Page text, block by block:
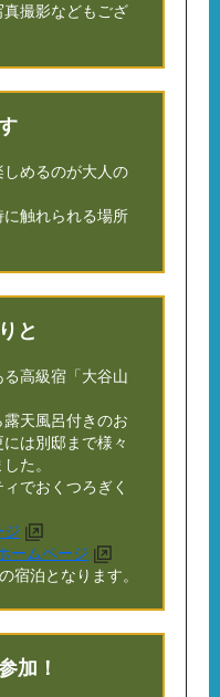
撮影などもござ
めるのが大人の
触れられる場所
と
高級宿「大谷山
天風呂付きのお
は別邸まで様々
た。
でおくつろぎく
ジ
ームページ
宿泊となります。
加！